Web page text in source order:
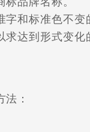
和标准色不变
达到形式变化
：